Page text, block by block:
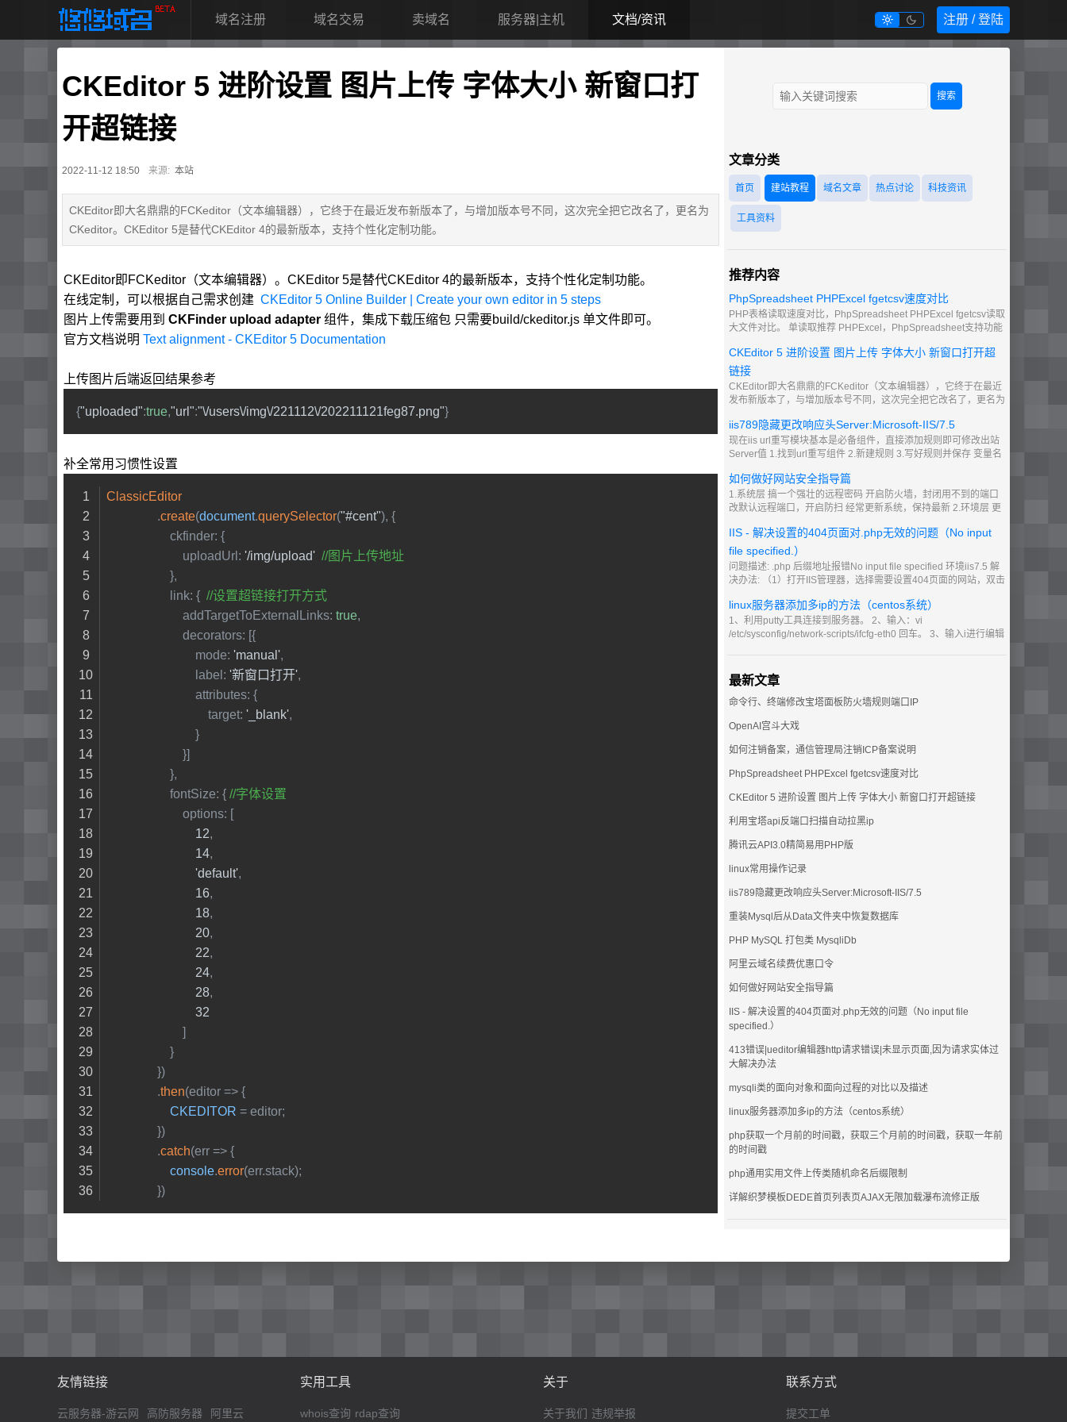
域名注册 域名交易 卖域名 服务器|主机 文档/资讯   注册 / 登陆
CKEditor 5 进阶设置 图片上传 字体大小 新窗口打
开超链接
2022-11-12 18:50 来源: 本站
CKEditor即大名鼎鼎的FCKeditor（文本编辑器），它终于在最近发布新版本了，与增加版本号不同，这次完全把它改名了，更名为
CKeditor。CKEditor 5是替代CKEditor 4的最新版本，支持个性化定制功能。
CKEditor即FCKeditor（文本编辑器）。CKEditor 5是替代CKEditor 4的最新版本，支持个性化定制功能。
在线定制，可以根据自己需求创建 CKEditor 5 Online Builder | Create your own editor in 5 steps
图片上传需要用到 CKFinder upload adapter 组件，集成下载压缩包 只需要build/ckeditor.js 单文件即可。
官方文档说明 Text alignment - CKEditor 5 Documentation
上传图片后端返回结果参考
{"uploaded":true,"url":"\/users\/img\/221112\/202211121feg87.png"}
补全常用习惯性设置
ClassicEditor
                .
create(document.querySelector("#cent"), {
ckfinder: {
uploadUrl : '/img/upload' //图片上传地址
                    },
link: { //设置超链接打开方式
addTargetToExternalLinks: true,
decorators: [{
mode: 'manual',
label : '新窗口打开',
attributes: {
target: '_blank',
                            }
                        }]
                    },
fontSize: { //字体设置
options: [
12,
14,
'default',
16,
18,
20,
22,
24,
28,
32
                        ]
                    }
                })
                .
then(editor => {
CKEDITOR = editor;
                })
                .
catch(err => {
console.error(err.stack);
                })
搜索
文章分类
首页 建站教程 域名文章 热点讨论 科技资讯
工具资料
推荐内容
PhpSpreadsheet PHPExcel fgetcsv速度对比
PHP表格读取速度对比，PhpSpreadsheet PHPExcel fgetcsv读取
大文件对比。 单读取推荐 PHPExcel，PhpSpreadsheet支持功能
CKEditor 5 进阶设置 图片上传 字体大小 新窗口打开超
链接
CKEditor即大名鼎鼎的FCKeditor（文本编辑器），它终于在最近
发布新版本了，与增加版本号不同，这次完全把它改名了，更名为
定制功能。
iis789隐藏更改响应头Server:Microsoft-IIS/7.5
现在iis url重写模块基本是必备组件，直接添加规则即可修改出站
Server值 1.找到url重写组件 2.新建规则 3.写好规则并保存 变量名
便设置
如何做好网站安全指导篇
1.系统层 搞一个强壮的远程密码 开启防火墙，封闭用不到的端口
改默认远程端口，开启防扫 经常更新系统，保持最新 2.环境层 更
IIS - 解决设置的404页面对.php无效的问题（No input
file specified.）
问题描述: .php 后缀地址报错No input file specified 环境iis7.5 解
决办法: （1）打开IIS管理器，选择需要设置404页面的网站，双击
linux服务器添加多ip的方法（centos系统）
1、利用putty工具连接到服务器。 2、输入：vi
/etc/sysconfig/network-scripts/ifcfg-eth0 回车。 3、输入i进行编辑
最新文章
命令行、终端修改宝塔面板防火墙规则端口IP
OpenAI宫斗大戏
如何注销备案，通信管理局注销ICP备案说明
PhpSpreadsheet PHPExcel fgetcsv速度对比
CKEditor 5 进阶设置 图片上传 字体大小 新窗口打开超链接
利用宝塔api反端口扫描自动拉黑ip
腾讯云API3.0精简易用PHP版
linux常用操作记录
iis789隐藏更改响应头Server:Microsoft-IIS/7.5
重装Mysql后从Data文件夹中恢复数据库
PHP MySQL 打包类 MysqliDb
阿里云域名续费优惠口令
如何做好网站安全指导篇
IIS - 解决设置的404页面对.php无效的问题（No input file
specified.）
413错误|ueditor编辑器http请求错误|未显示页面,因为请求实体过
大解决办法
mysqli类的面向对象和面向过程的对比以及描述
linux服务器添加多ip的方法（centos系统）
php获取一个月前的时间戳，获取三个月前的时间戳，获取一年前
的时间戳
php通用实用文件上传类随机命名后缀限制
详解织梦模板DEDE首页列表页AJAX无限加载瀑布流修正版
友情链接
云服务器-游云网 高防服务器 阿里云
实用工具
whois查询 rdap查询
关于
关于我们 违规举报
联系方式
提交工单